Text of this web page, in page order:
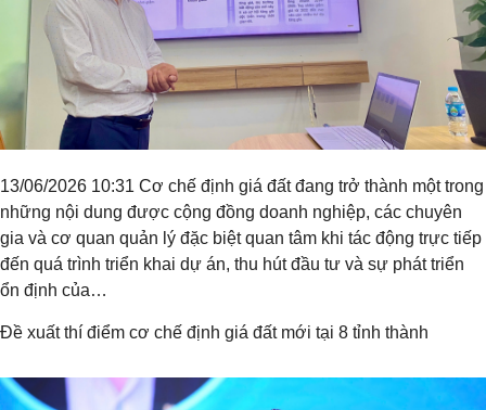
13/06/2026 10:31 Cơ chế định giá đất đang trở thành một trong
những nội dung được cộng đồng doanh nghiệp, các chuyên
gia và cơ quan quản lý đặc biệt quan tâm khi tác động trực tiếp
đến quá trình triển khai dự án, thu hút đầu tư và sự phát triển
ổn định của…
Đề xuất thí điểm cơ chế định giá đất mới tại 8 tỉnh thành